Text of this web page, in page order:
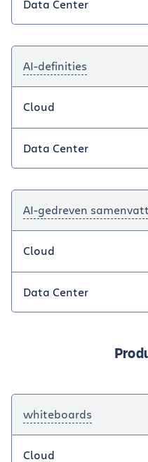
Data Center
AI-definities
Cloud
Data Center
AI-gedreven
Cloud
Data Center
whiteboards
Cloud